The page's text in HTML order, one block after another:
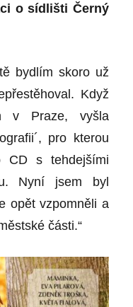
o sídlišti Černý
bydlím skoro už
Když
v Praze, vyšla
pro kterou
CD s tehdejšími
Nyní jsem byl
opět vzpomněli a
části.“